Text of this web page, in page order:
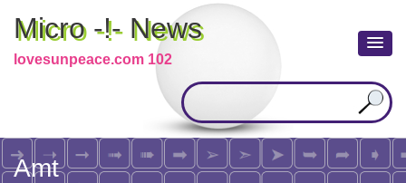
Micro -!- News
lovesunpeace.com 102
Amt